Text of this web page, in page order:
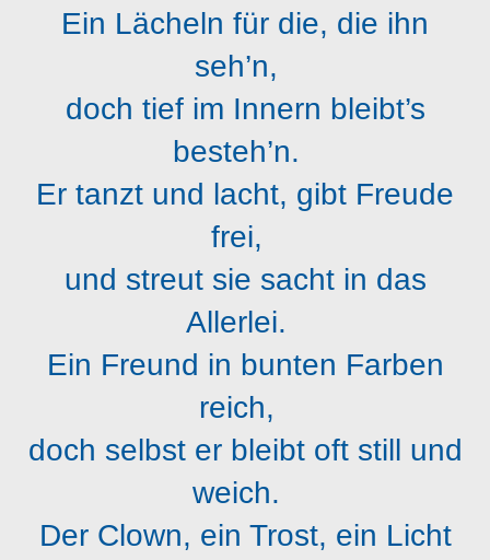
Ein Lächeln für die, die ihn
seh’n,
doch tief im Innern bleibt’s
besteh’n.
Er tanzt und lacht, gibt Freude
frei,
und streut sie sacht in das
Allerlei.
Ein Freund in bunten Farben
reich,
doch selbst er bleibt oft still und
weich.
Der Clown, ein Trost, ein Licht